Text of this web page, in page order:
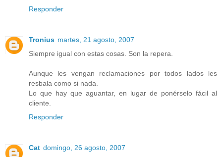
Responder
Tronius martes, 21 agosto, 2007
Siempre igual con estas cosas. Son la repera.
Aunque les vengan reclamaciones por todos lados les
resbala como si nada.
Lo que hay que aguantar, en lugar de ponérselo fácil al
cliente.
Responder
Cat domingo, 26 agosto, 2007